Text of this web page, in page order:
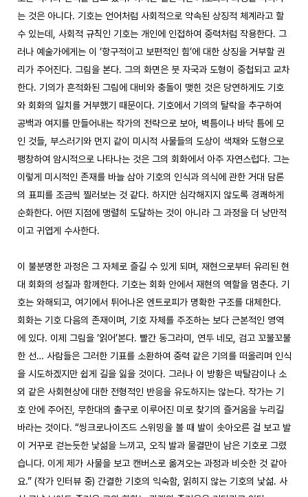
는 것은 아니다. 기호는 언어처럼 사회적으로 약속된 상징적 체계라고 할
수 있는데, 사회적 규칙인 기호는 개인에 인접하여 중력처럼 작용한다. 그
러나 예술가에게는 이 ‘항구적이고 보편적인 힘’에 대한 상징을 거부할 권
리가 주어진다. 그림을 본다. 그의 화면은 붓 자국과 도형이 중첩되고 교차
한다. 기의가 흔적화된 그림에 대비와 충돌이 맺힌 것은 당연하게도 기호
와 회화의 일치를 거부했기 때문이다. 기호에서 기의의 탈락을 추구하여
공백과 여지를 만들어내는 작가의 전략으로 보아, 벽틈이나 바닥 틈에 모
인 것들, 부스러기와 먼지 같이 미시적 사물들의 도상이 색채와 도형으로
팽창하여 암시적으로 나타나는 것은 그의 회화에서 아주 자연스럽다. 그는
이렇게 미시적인 존재를 바늘 삼아 기호의 인식과 의식에 관한 거대 담론
의 표피를 조금씩 찔러보는 것 같다. 하지만 심각해지지 않도록 경쾌하게
순화한다. 어떤 지점에 맹렬히 도달하는 것이 아니라 그 과정을 더 낭만적
이고 귀엽게 수사한다.
이 불분명한 과정은 그 자체로 즐길 수 있게 되며, 재현으로부터 유리된 현
대 회화의 성질과 함께한다. 기호는 회화 안에서 재현의 역할을 멈춘다. 기
호는 와해되고, 여기에서 튀어나온 엔트로피가 명확한 구조를 대체한다.
회화는 기호 다음의 존재이며, 기호 자체를 주조하는 보다 근본적인 영역
에 있다. 이제 그림을 ‘읽어’본다. 빨간 동그라미, 연두 네모, 검고 꼬불꼬불
한 선… 사람들은 그러한 기표를 소환하여 중력 같은 기의를 떠올리며 인식
을 시도하겠지만 쉽게 길을 잃을 것이다. 그러나 이 방황은 박탈감이나 소
외 같은 사회현상에 대한 전형적인 반응을 유도하지는 않는다. 작가는 기
호 안에 주어진, 무한대의 출구로 이루어진 미로 찾기의 즐거움을 누리길
바라는 것이다. “씽크로나이즈드 스위밍을 볼 때 발이 솟아오른 걸 보고 발
이 거꾸로 걷는듯한 낯섦을 느끼고, 오직 발과 물결만이 남은 기호로 그렸
습니다. 이게 제가 사물을 보고 캔버스로 옮겨오는 과정과 비슷한 것 같아
요.” (작가 인터뷰 중) 간결한 기호의 익숙함, 읽히지 않는 기호의 낯섦. 사